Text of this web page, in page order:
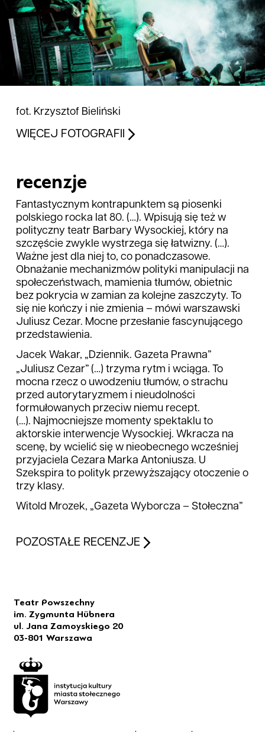
fot. Krzysztof Bieliński
WIĘCEJ FOTOGRAFII
recenzje
Fantastycznym kontrapunktem są piosenki
polskiego rocka lat 80. (…). Wpisują się też w
polityczny teatr Barbary Wysockiej, który na
szczęście zwykle wystrzega się łatwizny. (…).
Ważne jest dla niej to, co ponadczasowe.
Obnażanie mechanizmów polityki manipulacji na
społeczeństwach, mamienia tłumów, obietnic
bez pokrycia w zamian za kolejne zaszczyty. To
się nie kończy i nie zmienia – mówi warszawski
Juliusz Cezar. Mocne przesłanie fascynującego
przedstawienia.
Jacek Wakar, „Dziennik. Gazeta Prawna”
„Juliusz Cezar” (…) trzyma rytm i wciąga. To
mocna rzecz o uwodzeniu tłumów, o strachu
przed autorytaryzmem i nieudolności
formułowanych przeciw niemu recept.
(…). Najmocniejsze momenty spektaklu to
aktorskie interwencje Wysockiej. Wkracza na
scenę, by wcielić się w nieobecnego wcześniej
przyjaciela Cezara Marka Antoniusza. U
Szekspira to polityk przewyższający otoczenie o
trzy klasy.
Witold Mrozek, „Gazeta Wyborcza – Stołeczna”
POZOSTAŁE RECENZJE
Teatr Powszechny
im. Zygmunta Hübnera
ul. Jana Zamoyskiego 20
03-801 Warszawa